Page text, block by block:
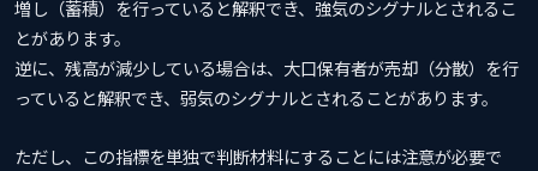
増し（蓄積）を行っていると解釈でき、強気のシグナルとされるこ
とがあります。
逆に、残高が減少している場合は、大口保有者が売却（分散）を行
っていると解釈でき、弱気のシグナルとされることがあります。
ただし、この指標を単独で判断材料にすることには注意が必要で